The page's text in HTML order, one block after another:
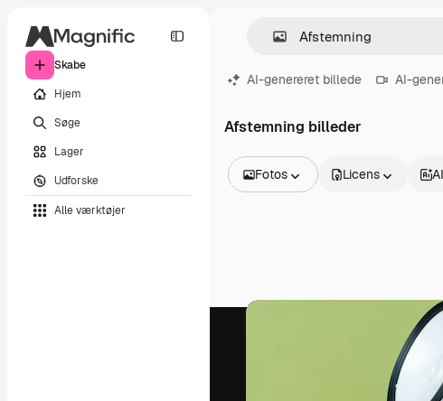
Skabe
Hjem
Søge
Lager
Udforske
Alle værktøjer
AI-genereret billede AI-
Afstemning billeder
Fotos
Videoer
Licens